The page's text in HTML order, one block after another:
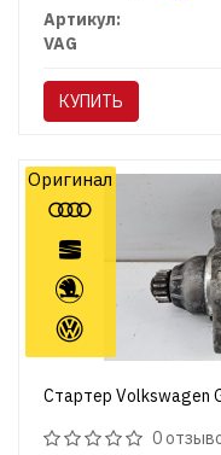
Артикул:
VAG
КУПИТЬ
Стартер Volkswagen
0
Оригинал